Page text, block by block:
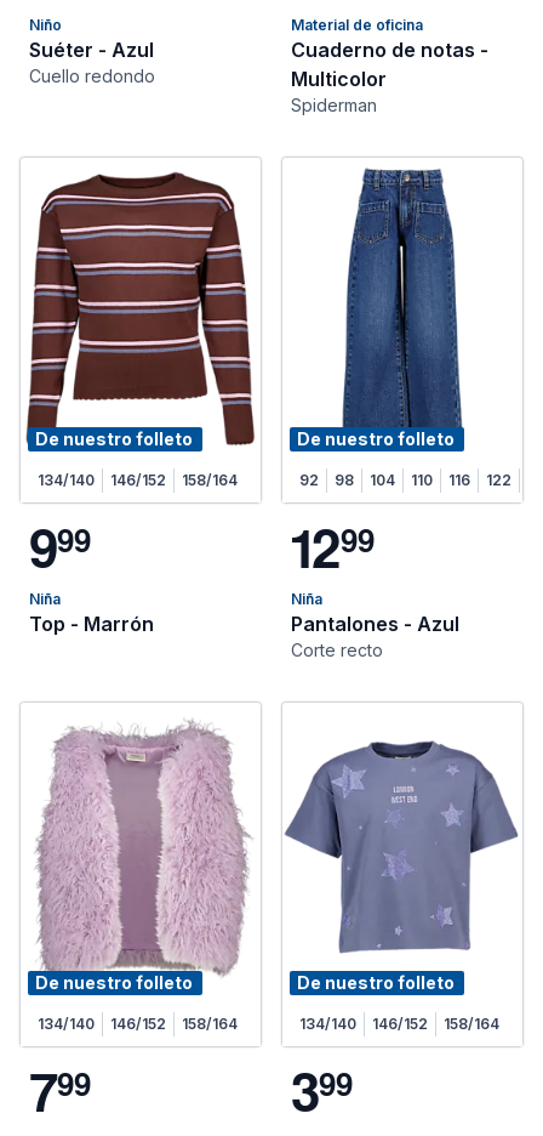
Niño
Suéter - Azul
Cuello redondo
Material de oficina
Cuaderno de notas -
Multicolor
Spiderman
De nuestro folleto
134/140 146/152 158/164
999
Niña
Top - Marrón
De nuestro folleto
92 98 104 110 116 122
1299
Niña
Pantalones - Azul
Corte recto
De nuestro folleto
134/140 146/152 158/164
799
De nuestro folleto
134/140 146/152 158/164
399